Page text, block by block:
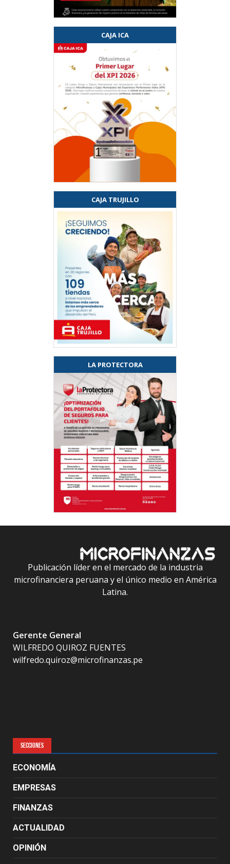
CAJA ICA
CAJA TRUJILLO
LA PROTECTORA
Publicación líder en el mercado de la industria
microfinanciera peruana y el único medio en América
Latina.
Gerente General
WILFREDO QUIROZ FUENTES
wilfredo.quiroz@microfinanzas.pe
SECCIONES
ECONOMÍA
EMPRESAS
FINANZAS
ACTUALIDAD
OPINIÓN